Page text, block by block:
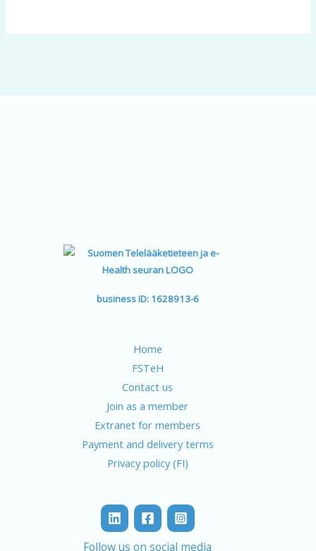
business ID: 1628913-6
Home
FSTeH
Contact us
Join as a member
Extranet for members
Payment and delivery terms
Privacy policy (FI)
Follow us on social media